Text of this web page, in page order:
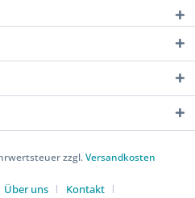
zzgl.Versandkosten
Über uns
Kontakt